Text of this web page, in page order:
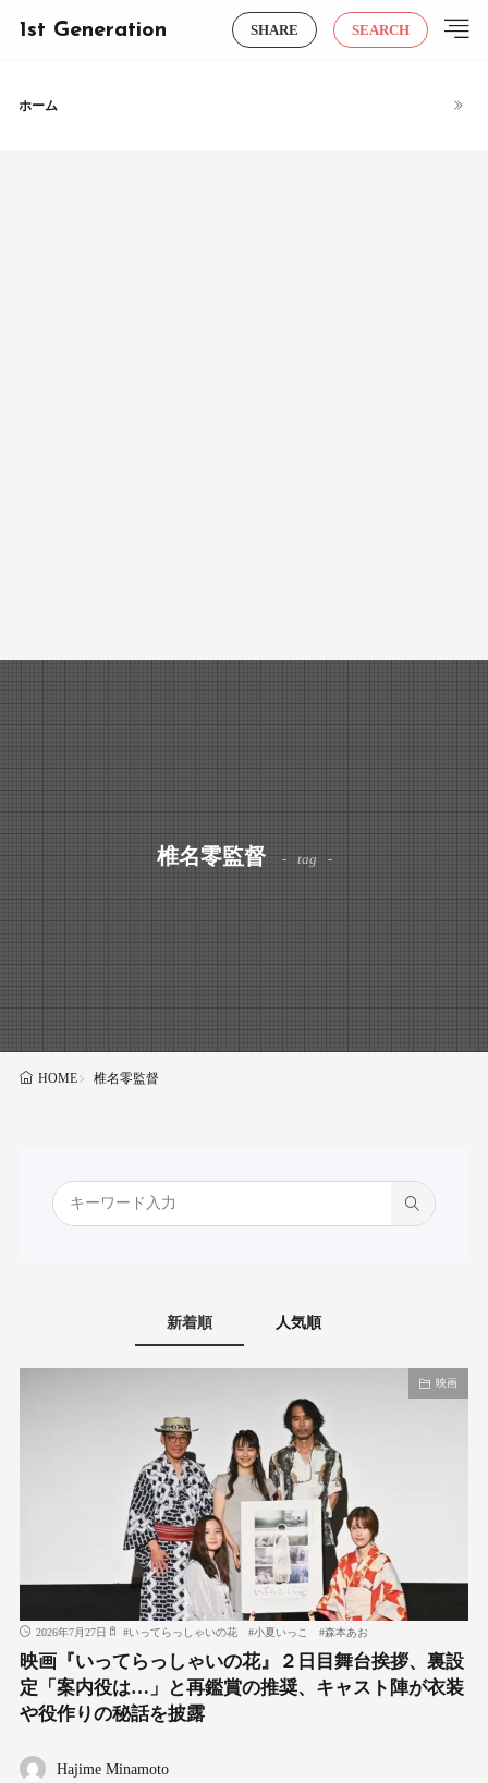
1st Generation SHARE SEARCH
ホーム
椎名零監督 tag
HOME 椎名零監督
新着順 人気順
映画
2026年7月27日 #いってらっしゃいの花 #小夏いっこ #森本あお
映画『いってらっしゃいの花』２日目舞台挨拶、裏設
定「案内役は…」と再鑑賞の推奨、キャスト陣が衣装
や役作りの秘話を披露
Hajime Minamoto